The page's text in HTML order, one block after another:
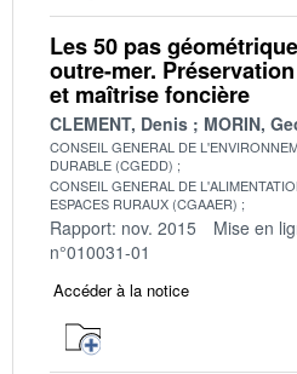
Les 50 pas
outre-mer.
et maîtrise foncière
CLEMENT, Denis MORIN,
CONSEIL GENERAL DE
DURABLE (CGEDD)
CONSEIL GENERAL DE
ESPACES RURAUX (CGAAER)
Rapport: nov. 2015 Mise en
n°010031-01
Accéder à la notice